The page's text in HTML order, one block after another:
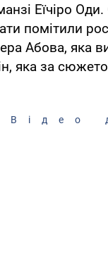
Еїчіро
помітили
Абова, яка
яка за
Відео